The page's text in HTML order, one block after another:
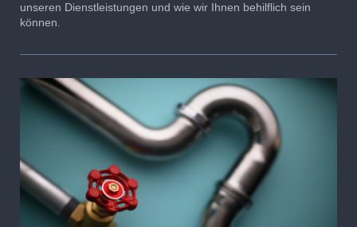
unseren Dienstleistungen und wie wir Ihnen behilflich sein
können.